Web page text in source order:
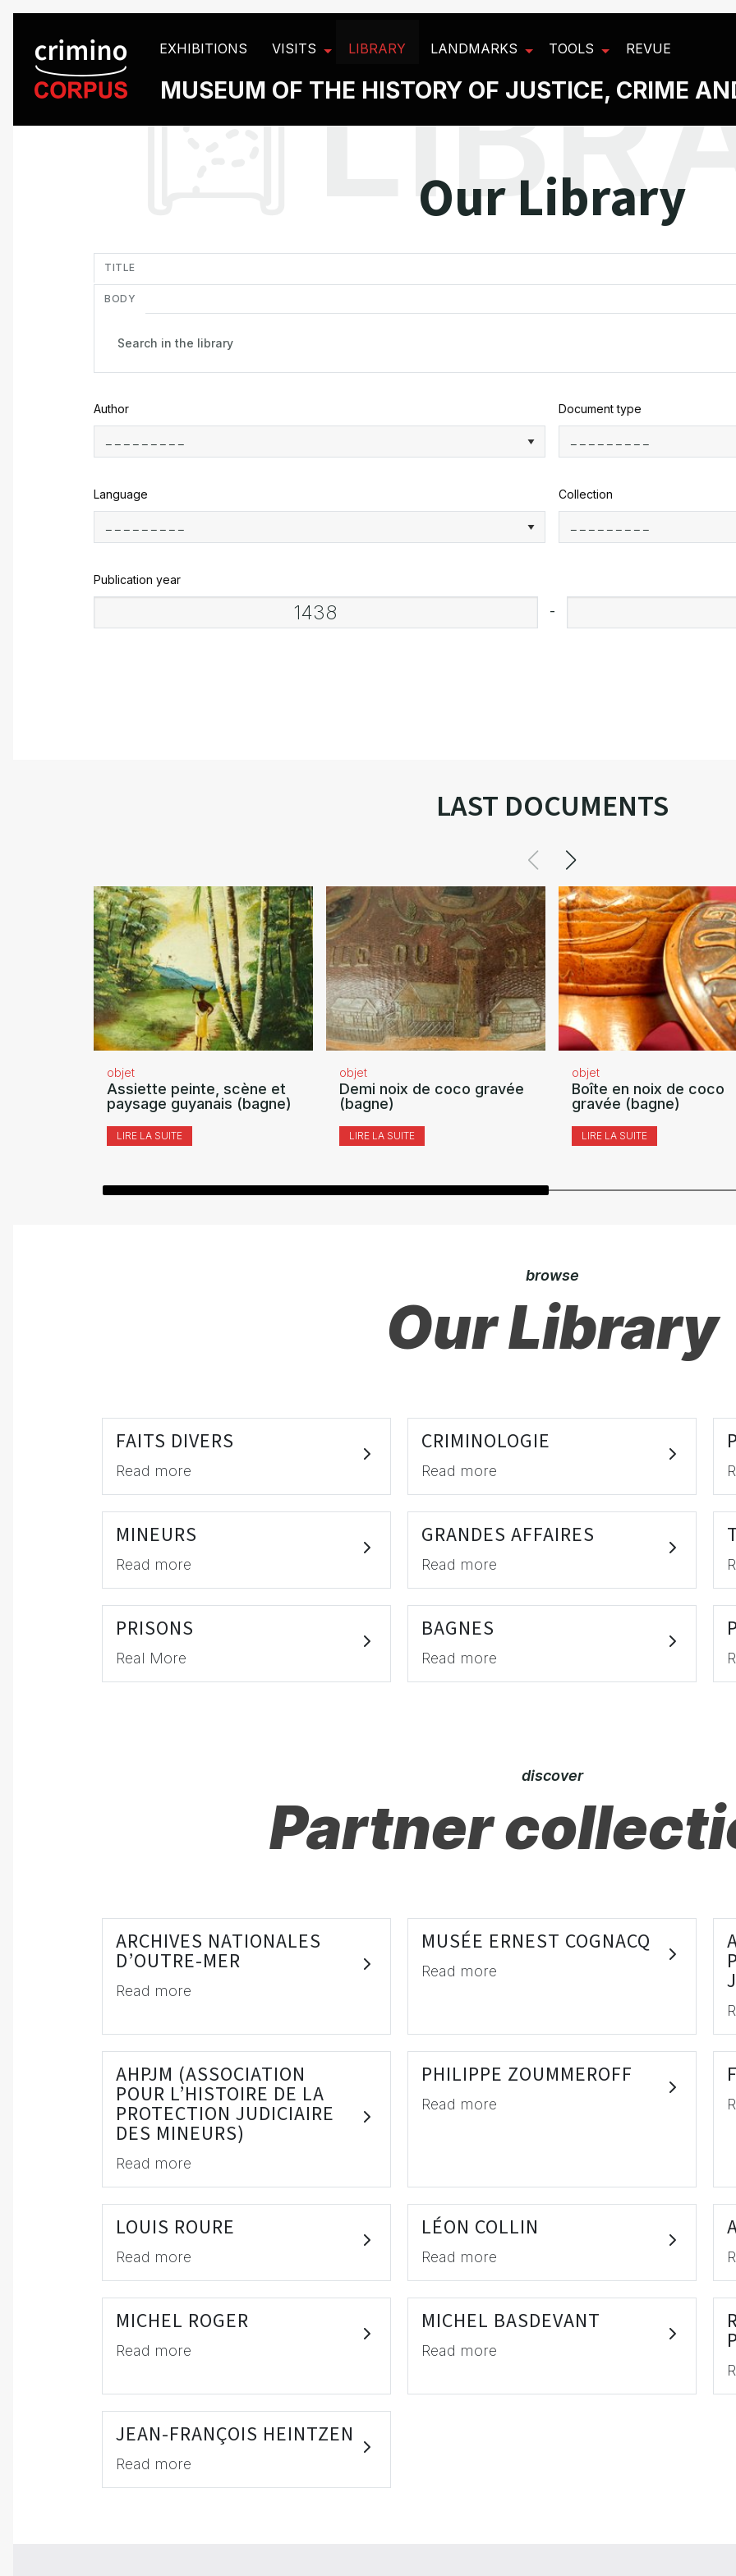
EXHIBITIONS VISITS LIBRARY LANDMARKS TOOLS REVUE
MUSEUM OF THE HISTORY OF JUSTICE, CRIME
Our Library
TITLE
BODY
Author Document type
Language Collection
Publication year
-
LAST DOCUMENTS
objet
Assiette peinte, scène et
paysage guyanais (bagne)
LIRE LA SUITE
objet
Demi noix de coco gravée
(bagne)
LIRE LA SUITE
objet
Boîte en noix de coco
gravée (bagne)
LIRE LA SUITE
browse
Our Library
FAITS DIVERS
Read more
CRIMINOLOGIE
Read more
MINEURS
Read more
GRANDES AFFAIRES
Read more
PRISONS
Real More
BAGNES
Read more
discover
Partner
ARCHIVES NATIONALES
D’OUTRE-MER
Read more
MUSÉE ERNEST COGNACQ
Read more
AHPJM (ASSOCIATION
POUR L’HISTOIRE DE LA
PROTECTION JUDICIAIRE
DES MINEURS)
Read more
PHILIPPE ZOUMMEROFF
Read more
LOUIS ROURE
Read more
LÉON COLLIN
Read more
MICHEL ROGER
Read more
MICHEL BASDEVANT
Read more
JEAN-FRANÇOIS HEINTZEN
Read more
Cookies management panel